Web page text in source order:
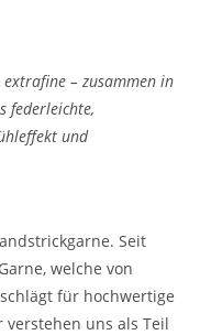
– zusammen in
federleichte,
und
Seit
welche von
für hochwertige
uns als Teil